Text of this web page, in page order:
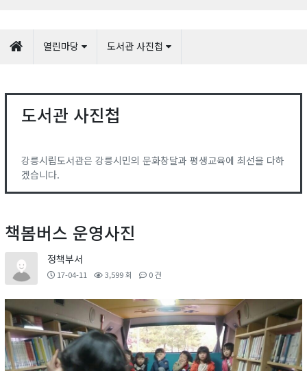
열린마당 도서관 사진첩
도서관 사진첩
강릉시립도서관은 강릉시민의 문화창달과 평생교육에 최선을 다하
겠습니다.
책봄버스 운영사진
정책부서
17-04-11 3,599 회 0 건